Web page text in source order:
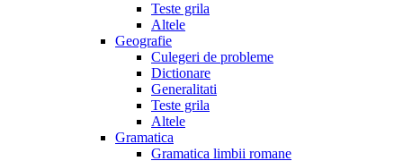
Teste grila
Altele
Geografie
Culegeri de probleme
Dictionare
Generalitati
Teste grila
Altele
Gramatica
Gramatica limbii romane